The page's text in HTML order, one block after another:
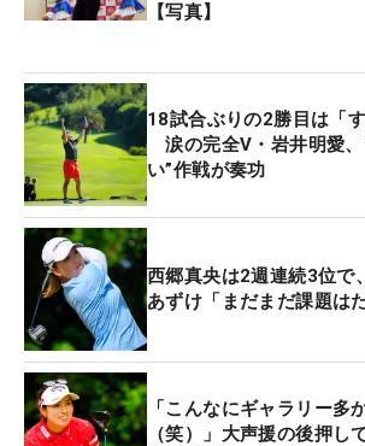
【写真】
18試合ぶりの2勝目は「
涙の完全V・岩井明愛
い”作戦が奏功
西郷真央は2週連続3位で
あずけ「まだまだ課題は
「こんなにギャラリー多
（笑）」大声援の後押